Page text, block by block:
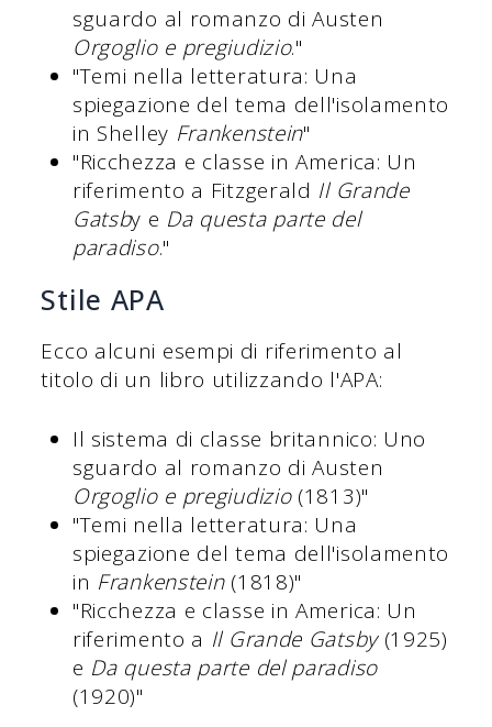
sguardo al romanzo di Austen
Orgoglio e pregiudizio."
"Temi nella letteratura: Una
spiegazione del tema dell'isolamento
in Shelley Frankenstein"
"Ricchezza e classe in America: Un
riferimento a Fitzgerald Il Grande
Gatsby e Da questa parte del
paradiso."
Stile APA
Ecco alcuni esempi di riferimento al
titolo di un libro utilizzando l'APA:
Il sistema di classe britannico: Uno
sguardo al romanzo di Austen
Orgoglio e pregiudizio(1813)"
"Temi nella letteratura: Una
spiegazione del tema dell'isolamento
in Frankenstein(1818)"
"Ricchezza e classe in America: Un
riferimento a Il Grande Gatsby(1925)
e Da questa parte del paradiso
(1920)"